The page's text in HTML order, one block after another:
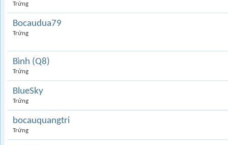
Trứng
Bocaudua79
Trứng
Bình (Q8)
Trứng
BlueSky
Trứng
bocauquangtri
Trứng